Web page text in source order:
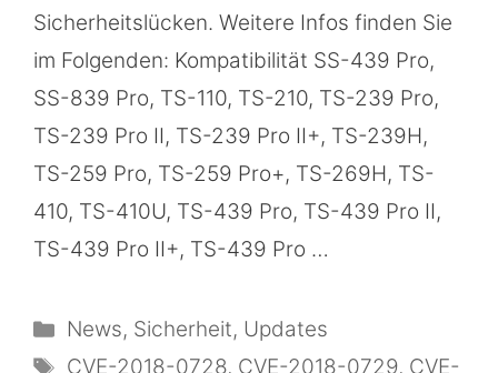
Sicherheitslücken. Weitere Infos finden Sie
im Folgenden: Kompatibilität SS-439 Pro,
SS-839 Pro, TS-110, TS-210, TS-239 Pro,
TS-239 Pro II, TS-239 Pro II+, TS-239H,
TS-259 Pro, TS-259 Pro+, TS-269H, TS-
410, TS-410U, TS-439 Pro, TS-439 Pro II,
TS-439 Pro II+, TS-439 Pro …
Kategorien
News, Sicherheit, Updates
Schlagwörter
CVE-2018-0728, CVE-2018-0729, CVE-